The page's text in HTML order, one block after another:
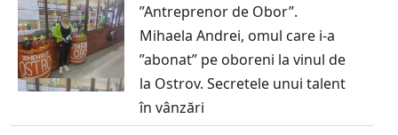
”Antreprenor de Obor”.
Mihaela Andrei, omul care i-a
”abonat” pe oboreni la vinul de
la Ostrov. Secretele unui talent
în vânzări